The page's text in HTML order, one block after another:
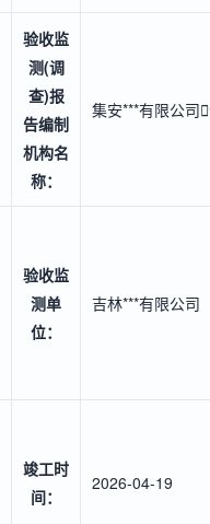
验收监
测(调
查)报
告编制
机构名
称：
集安***有限公司
验收监
测单
位：
吉林***有限公司
竣工时
间：
2026-04-19